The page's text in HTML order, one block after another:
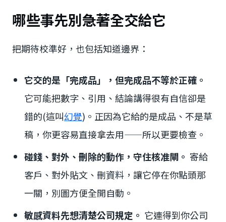
哪些事先別急著全交給它
把期待校準好，也包括知道邊界：
它交的是「完成品」，但完成品不等於正確。
它可能把數字、引用、結論講得很有自信卻是
錯的(這叫幻覺)。正因為它給的是成品、不是草
稿，你更容易直接拿去用——所以更要檢查。
碰錢、對外、刪除的動作，守住核准閘。 寄給
客戶、對外貼文、刪資料，讓它停在你點頭那
一關，別圖方便全開自動。
敏感資料先想清楚公司規定。 它連得到你公司